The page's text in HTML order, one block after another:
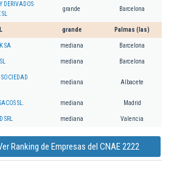
DERIVADOS
grande Barcelona
grande Palmas (las)
SA mediana Barcelona
mediana Barcelona
SOCIEDAD
mediana Albacete
SL. mediana Madrid
SRL mediana Valencia
Ranking de Empresas del CNAE 2222